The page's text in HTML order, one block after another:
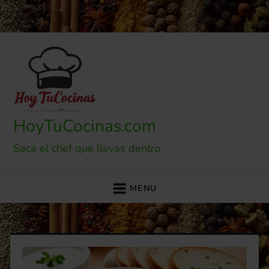
Skip
to
HoyTuCocinas.com
Saca el chef que llevas dentro
MENU